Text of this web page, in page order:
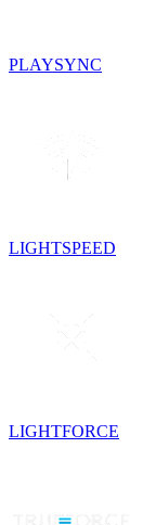
PLAYSYNC
LIGHTSPEED
LIGHTFORCE